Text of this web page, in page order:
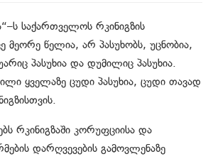
საქართველოს რკინიგზის
მეორე წელია, არ პასუხობს, უცნობია,
პასუხია და დუმილიც პასუხია.
ყველაზე ცუდი პასუხია, ცუდი თავად
რკინიგზაში კორუფციისა და
დარღვევების გამოვლენაზე